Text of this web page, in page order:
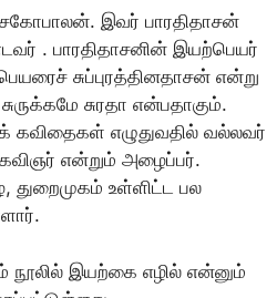
இவர் பாரதிதாசன்
. பாரதிதாசனின் இயற்பெயர்
சுப்புரத்தினதாசன் என்று
சுரதா என்பதாகும்.
கவிதைகள் எழுதுவதில் வல்லவர்
என்றும் அழைப்பர்.
துறைமுகம் உள்ளிட்ட பல
இயற்கை எழில் என்னும்